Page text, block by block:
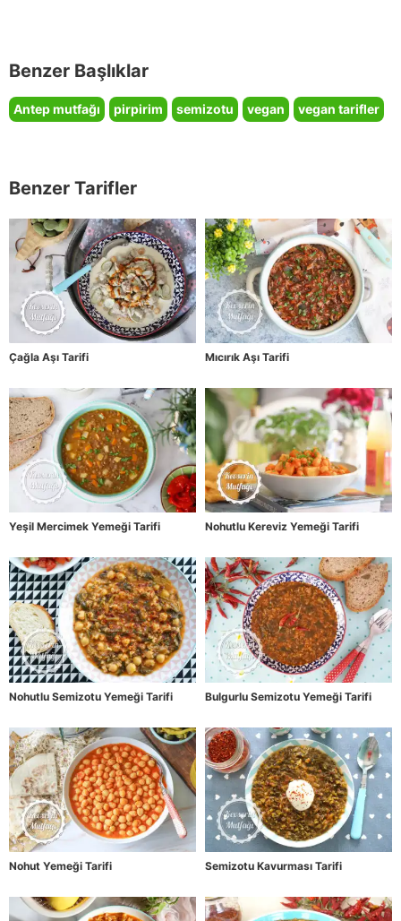
Benzer Başlıklar
Antep mutfağı pirpirim semizotu vegan vegan tarifler
Benzer Tarifler
Çağla Aşı Tarifi Mıcırık Aşı Tarifi
Yeşil Mercimek Yemeği Tarifi Nohutlu Kereviz Yemeği Tarifi
Nohutlu Semizotu Yemeği Tarifi Bulgurlu Semizotu Yemeği Tarifi
Nohut Yemeği Tarifi Semizotu Kavurması Tarifi